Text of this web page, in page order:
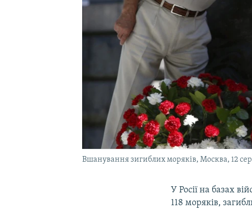
Вшанування зигиблих моряків, Москва, 12
У Росії на базах
118 моряків,